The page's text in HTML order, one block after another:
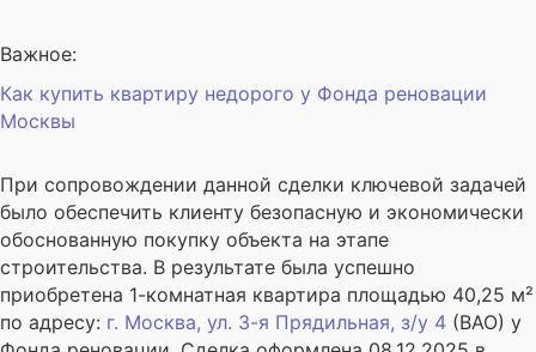
Важное:
Как купить квартиру недорого у Фонда реновации
Москвы
При сопровождении данной сделки ключевой задачей
было обеспечить клиенту безопасную и экономически
обоснованную покупку объекта на этапе
строительства. В результате была успешно
приобретена 1-комнатная квартира площадью 40,25 м²
по адресу: г. Москва, ул. 3-я Прядильная, з/у 4 (ВАО) у